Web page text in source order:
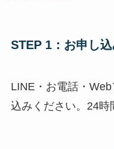
STEP 1：お申し
LINE・お電話・
込みください。24時